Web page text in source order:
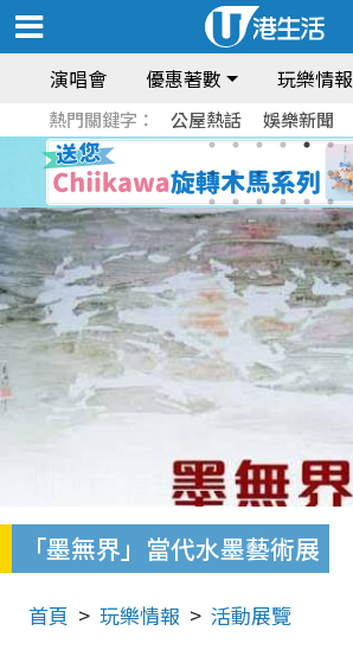
演唱會 優惠著數 玩樂情報
熱門關鍵字： 公屋熱話 娛樂新聞
「墨無界」當代水墨藝術展
首頁 玩樂情報 活動展覽